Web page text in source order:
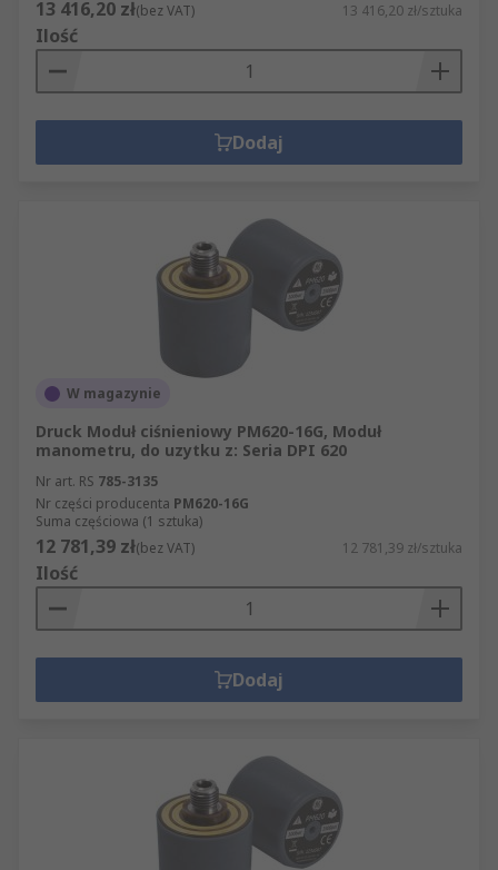
13 416,20 zł(bez VAT) 13 416,20 zł/sztuka
Ilość
Dodaj
W magazynie
Druck Moduł ciśnieniowy PM620-16G, Moduł
manometru, do uzytku z: Seria DPI 620
Nr art. RS 785-3135
Nr części producenta PM620-16G
Suma częściowa (1 sztuka)
12 781,39 zł(bez VAT) 12 781,39 zł/sztuka
Ilość
Dodaj